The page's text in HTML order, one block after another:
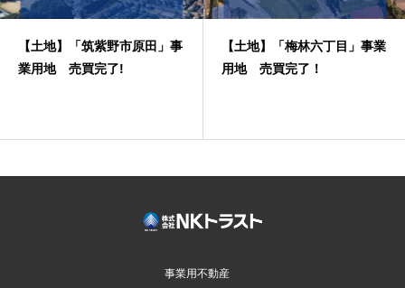
【土地】「筑紫野市原田」事
業用地 売買完了!
【土地】「梅林六丁目」事業
用地 売買完了！
事業用不動産